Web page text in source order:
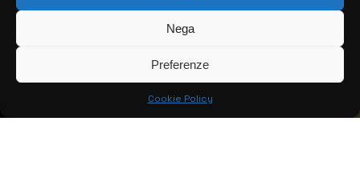
Nega
Preferenze
Cookie Policy